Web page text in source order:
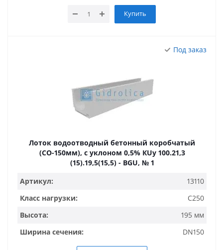
Купить
Под заказ
Лоток водоотводный бетонный коробчатый
(СО-150мм), с уклоном 0,5% КUу 100.21,3
(15).19,5(15,5) - BGU, № 1
Артикул:
13110
Класс нагрузки:
C250
Высота:
195 мм
Ширина сечения:
DN150